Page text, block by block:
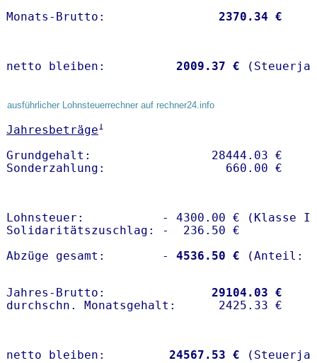
Monats-Brutto: 2370.34 €
netto bleiben: 2009.37 €
ausführlicher Lohnsteuerrechner auf rechner24.info
Jahresbeträge1
Grundgehalt:                 28444.03 €
Lohnsteuer:           - 4300.00 € (Klasse I)
Solidaritätszuschlag: -  236.50 €
Abzüge gesamt:        -
4536.50 €
Jahres-Brutto: 29104.03 €
netto bleiben: 24567.53 €